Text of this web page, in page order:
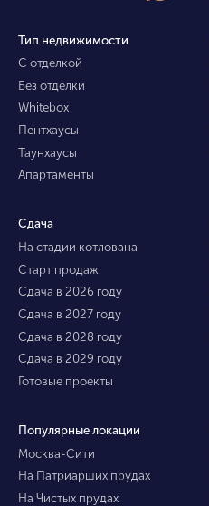
Тип недвижимости
С отделкой
Без отделки
Whitebox
Пентхаусы
Таунхаусы
Апартаменты
Сдача
На стадии котлована
Старт продаж
Сдача в 2026 году
Сдача в 2027 году
Сдача в 2028 году
Сдача в 2029 году
Готовые проекты
Популярные локации
Москва-Сити
На Патриарших прудах
На Чистых прудах